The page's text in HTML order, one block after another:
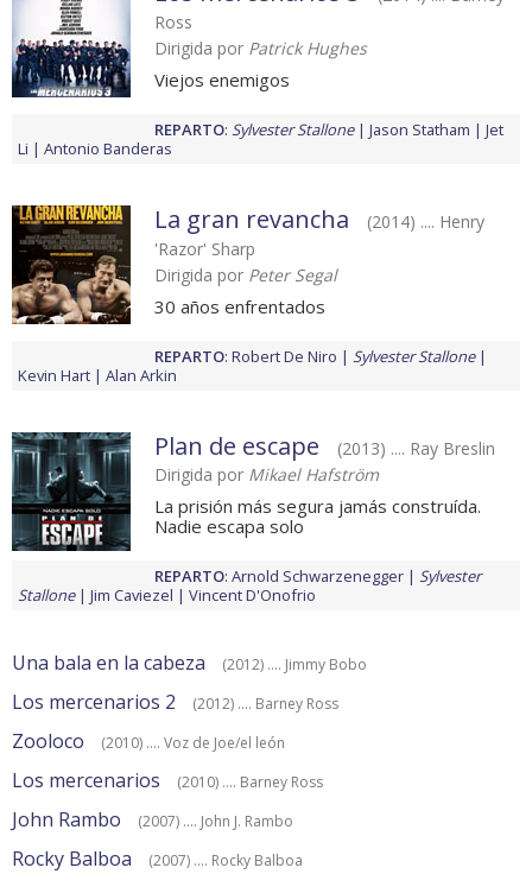
Ross
Dirigida por Patrick Hughes
Viejos enemigos
REPARTO: Sylvester Stallone Jason Statham
Jet
Li
Antonio Banderas
La gran revancha
(2014) .... Henry
'Razor' Sharp
Dirigida por Peter Segal
30 años enfrentados
REPARTO: Robert De Niro
Sylvester Stallone
Kevin Hart
Alan Arkin
Plan de escape
(2013) .... Ray Breslin
Dirigida por Mikael Hafström
La prisión más segura jamás construída.
Nadie escapa solo
REPARTO: Arnold Schwarzenegger
Sylvester
Stallone
Jim Caviezel Vincent D'Onofrio
Una bala en la cabeza (2012) .... Jimmy Bobo
Los mercenarios 2 (2012) .... Barney Ross
Zooloco (2010) .... Voz de Joe/el león
Los mercenarios (2010) .... Barney Ross
John Rambo (2007) .... John J. Rambo
Rocky Balboa (2007) .... Rocky Balboa